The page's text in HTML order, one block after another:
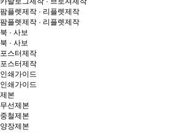
팜플렛제작 · 리플렛제작
팜플렛제작 · 리플렛제작
북 · 사보
북 · 사보
포스터제작
포스터제작
인쇄가이드
인쇄가이드
제본
무선제본
중철제본
양장제본